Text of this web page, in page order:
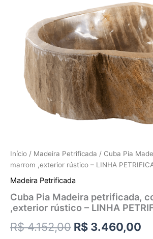
Início / Madeira Petrificada / Cuba Pia
marrom ,exterior rústico – LINHA
Madeira Petrificada
Cuba Pia Madeira petrificada,
,exterior rústico – LINHA
R$4.152,00 R$ 3.460,00